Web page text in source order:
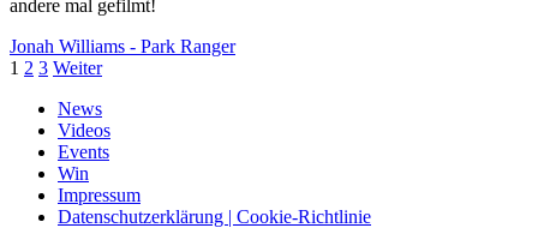
andere mal gefilmt!
Jonah Williams - Park Ranger
1 2 3 Weiter
News
Videos
Events
Win
Impressum
Datenschutzerklärung | Cookie-Richtlinie